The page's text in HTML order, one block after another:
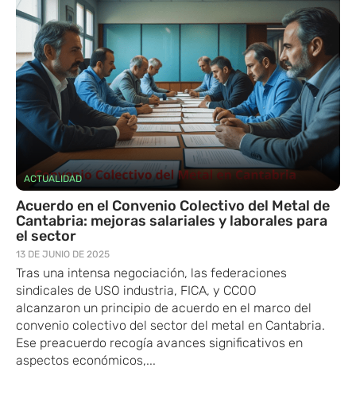
ACTUALIDAD
Acuerdo en el Convenio Colectivo del Metal de
Cantabria: mejoras salariales y laborales para
el sector
13 DE JUNIO DE 2025
Tras una intensa negociación, las federaciones
sindicales ​de USO ​industria​, FICA, ​y CCOO ​
alcanzaron un principio de acuerdo en el marco del
convenio colectivo del sector del metal en Cantabria.
Es​e preacuerdo recog​ía avances significativos en
aspectos económicos,...